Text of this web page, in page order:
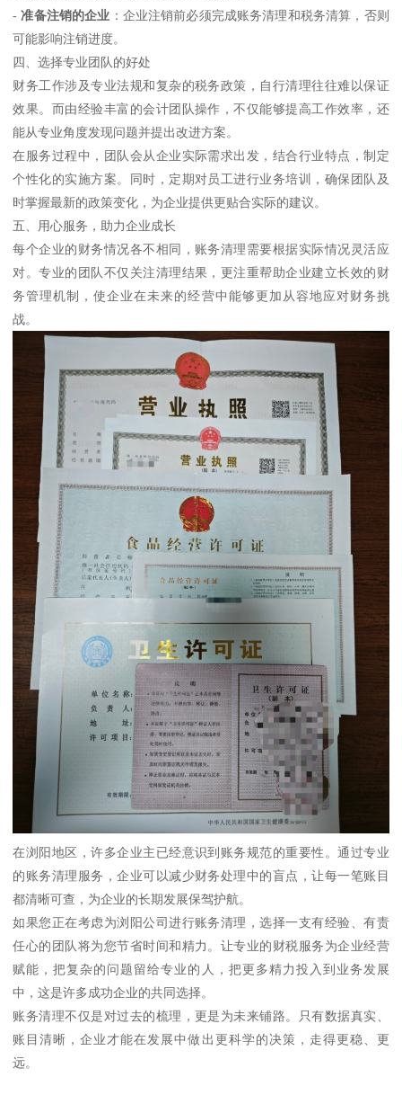
-准备注销的企业 ：企业注销前必须完成账务清理和税务清算，否则
可能影响注销进度。
四、选择专业团队的好处
财务工作涉及专业法规和复杂的税务政策，自行清理往往难以保证
效果。而由经验丰富的会计团队操作，不仅能够提高工作效率，还
能从专业角度发现问题并提出改进方案。
在服务过程中，团队会从企业实际需求出发，结合行业特点，制定
个性化的实施方案。同时，定期对员工进行业务培训，确保团队及
时掌握最新的政策变化，为企业提供更贴合实际的建议。
五、用心服务，助力企业成长
每个企业的财务情况各不相同，账务清理需要根据实际情况灵活应
对。专业的团队不仅关注清理结果，更注重帮助企业建立长效的财
务管理机制，使企业在未来的经营中能够更加从容地应对财务挑
战。
在浏阳地区，许多企业主已经意识到账务规范的重要性。通过专业
的账务清理服务，企业可以减少财务处理中的盲点，让每一笔账目
都清晰可查，为企业的长期发展保驾护航。
如果您正在考虑为浏阳公司进行账务清理，选择一支有经验、有责
任心的团队将为您节省时间和精力。让专业的财税服务为企业经营
赋能，把复杂的问题留给专业的人，把更多精力投入到业务发展
中，这是许多成功企业的共同选择。
账务清理不仅是对过去的梳理，更是为未来铺路。只有数据真实、
账目清晰，企业才能在发展中做出更科学的决策，走得更稳、更
远。